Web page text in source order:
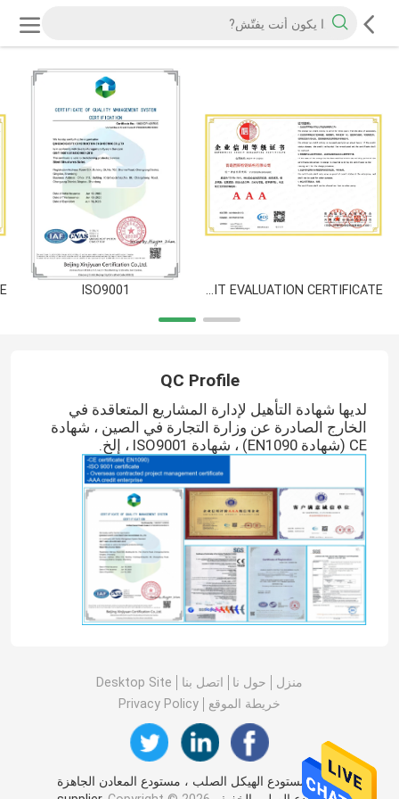
ENTERPRISE CREDIT EVALUATION CERTIFICATE
ISO9001
QC Profile
لديها شهادة التأهيل لإدارة المشاريع المتعاقدة في
الخارج الصادرة عن وزارة التجارة في الصين ، شهادة
CE (شهادة EN1090) ، شهادة ISO9001 ، إلخ.
منزل حول نا اتصل بنا
Desktop Site
خريطة الموقع
Privacy Policy
الصين مستودع الهيكل الصلب ، مستودع المعادن الجاهزة